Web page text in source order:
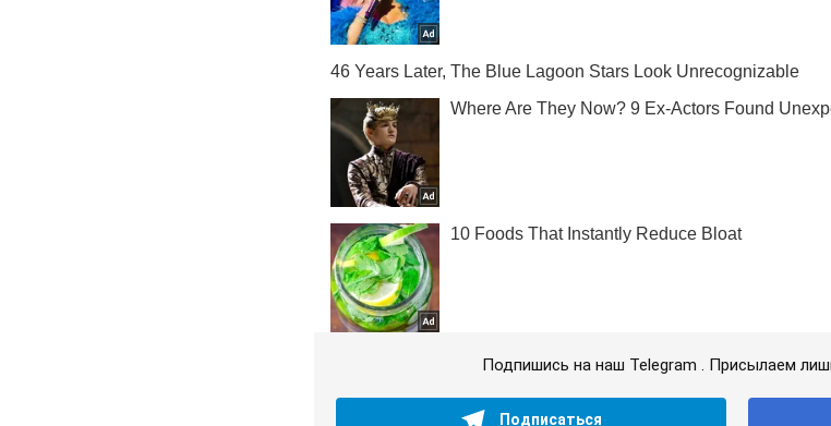
Подпишись на наш Telegram . Присылаем
Подписаться